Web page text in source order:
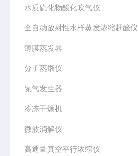
水质硫化物酸化吹气仪
全自动放射性水样蒸发浓缩赶酸仪
薄膜蒸发器
分子蒸馏仪
氮气发生器
冷冻干燥机
微波消解仪
高通量真空平行浓缩仪